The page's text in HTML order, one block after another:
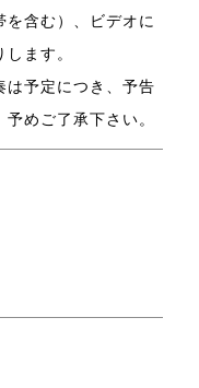
含む）、ビデオに
ます。
予定につき、予告
めご了承下さい。